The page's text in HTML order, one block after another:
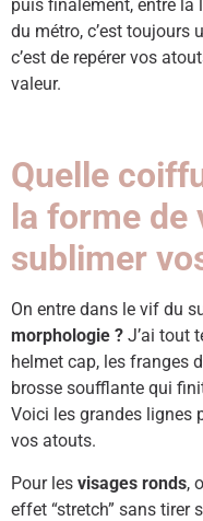
puis finalement, entre la
du métro, c’est toujours
c’est de repérer vos
valeur.
Quelle
la forme
sublimer
On entre dans le vif du
morphologie ? J’ai tout
helmet cap, les franges
brosse soufflante qui
Voici les grandes lignes
vos atouts.
Pour les visages ronds,
effet “stretch” sans tirer